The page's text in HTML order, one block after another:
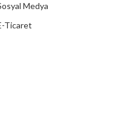
Medya
Ticaret